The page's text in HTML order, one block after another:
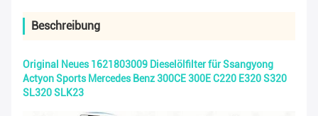
Beschreibung
Original Neues 1621803009 Dieselölfilter für Ssangyong
Actyon Sports Mercedes Benz 300CE 300E C220 E320 S320
SL320 SLK23